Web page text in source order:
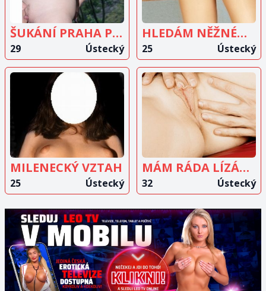
ŠUKÁNÍ PRAHA PÁRY
29 Ústecký
HLEDÁM NĚŽNÉHO MUŽE
25 Ústecký
ZOBRAZIT
INZERÁT
MILENECKÝ VZTAH
25 Ústecký
ZOBRAZIT
INZERÁT
MÁM RÁDA LÍZÁNÍ KUNDIČKY
32 Ústecký